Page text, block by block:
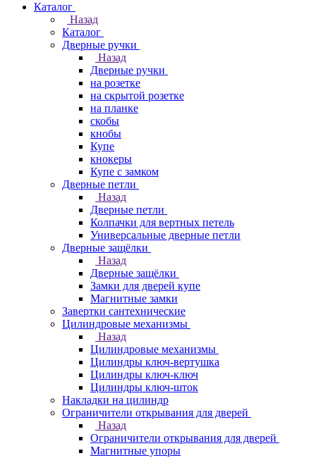
Каталог
Назад
Каталог
Дверные ручки
Назад
Дверные ручки
на розетке
на скрытой розетке
на планке
скобы
кнобы
Купе
кнокеры
Купе с замком
Дверные петли
Назад
Дверные петли
Колпачки для вертных петель
Универсальные дверные петли
Дверные защёлки
Назад
Дверные защёлки
Замки для дверей купе
Магнитные замки
Завертки сантехнические
Цилиндровые механизмы
Назад
Цилиндровые механизмы
Цилиндры ключ-вертушка
Цилиндры ключ-ключ
Цилиндры ключ-шток
Накладки на цилиндр
Ограничители открывания для дверей
Назад
Ограничители открывания для дверей
Магнитные упоры